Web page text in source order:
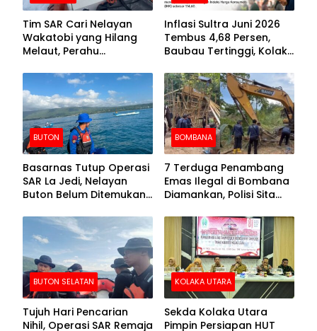
Tim SAR Cari Nelayan
Wakatobi yang Hilang
Melaut, Perahu
Kemasukan Air
Inflasi Sultra Juni 2026
Tembus 4,68 Persen,
Baubau Tertinggi, Kolaka
BUTON
Basarnas Tutup Operasi
SAR La Jedi, Nelayan
Buton Belum Ditemukan
BOMBANA
7 Terduga Penambang
Emas Ilegal di Bombana
Diamankan, Polisi Sita
Crusher
BUTON SELATAN
Tujuh Hari Pencarian
Nihil, Operasi SAR Remaja
KOLAKA UTARA
Sekda Kolaka Utara
Pimpin Persiapan HUT